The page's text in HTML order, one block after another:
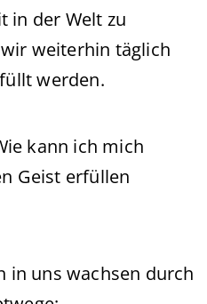
in der Welt zu
weiterhin täglich
werden.
kann ich mich
Geist erfüllen
in uns wachsen durch